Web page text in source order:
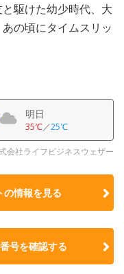
駆けた幼少時代、大
の頃にタイムスリッ
明日
35℃／25℃
会社ライフビジネスウェザー
の情報を見る
号を確認する